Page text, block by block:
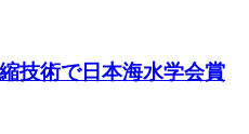
技術で日本海水学会賞